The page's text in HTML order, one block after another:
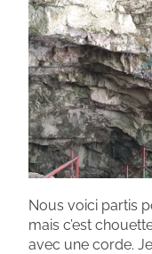
Nous voici partis
mais c’est
avec une corde.